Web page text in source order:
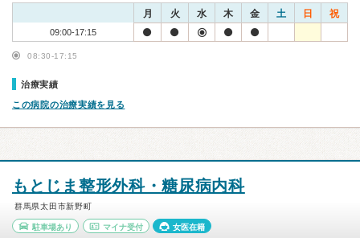
月 火 水 木 金 土 日 祝
09:00-17:15
08:30-17:15
治療実績
この病院の治療実績を見る
もとじま整形外科・糖尿病内科
群馬県太田市新野町
駐車場あり マイナ受付 女医在籍